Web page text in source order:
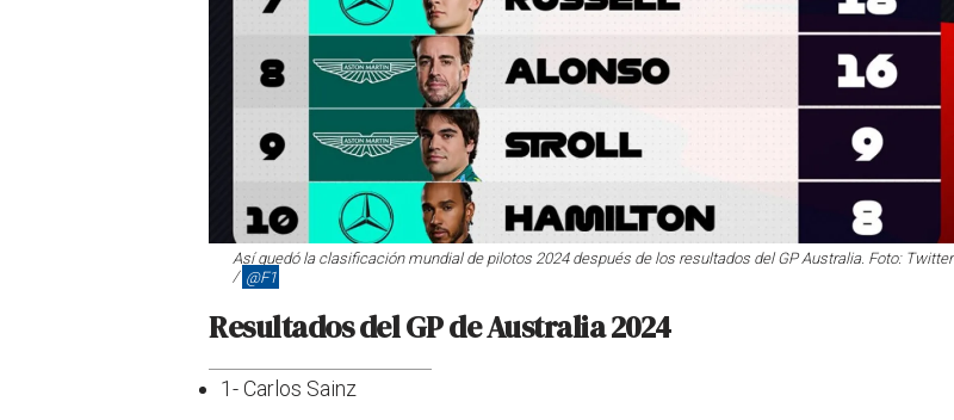
Así quedó la clasificación mundial de pilotos 2024 después de los resultados del GP Australia. Foto: Twitter
/ @F1
Resultados del GP de Australia 2024
1- Carlos Sainz